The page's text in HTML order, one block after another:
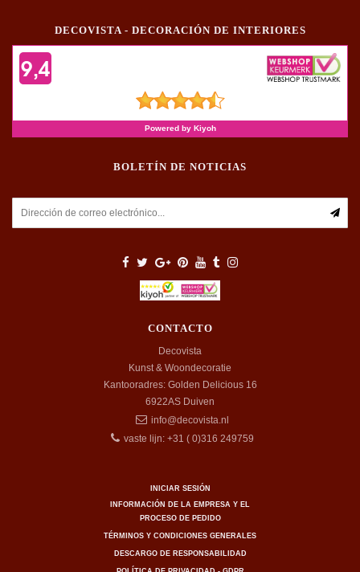
DECOVISTA - DECORACIÓN DE INTERIORES
BOLETÍN DE NOTICIAS
CONTACTO
Decovista
Kunst & Woondecoratie
Kantooradres: Golden Delicious 16
6922AS Duiven
info@decovista.nl
vaste lijn: +31 ( 0)316 249759
INICIAR SESIÓN
INFORMACIÓN DE LA EMPRESA Y EL
PROCESO DE PEDIDO
TÉRMINOS Y CONDICIONES GENERALES
DESCARGO DE RESPONSABILIDAD